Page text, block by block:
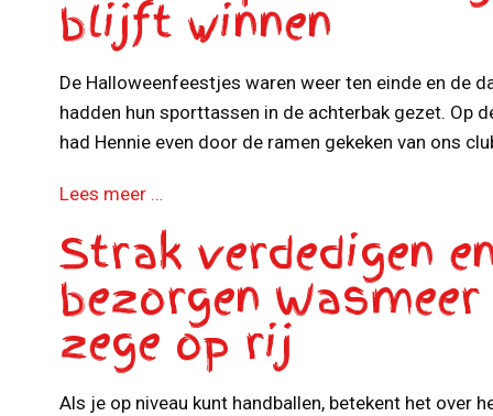
blijft winnen
De Halloweenfeestjes waren weer ten einde en de
hadden hun sporttassen in de achterbak gezet. Op
had Hennie even door de ramen gekeken van ons
Lees meer …
Strak verdedigen
bezorgen Wasmeer
zege op rij
Als je op niveau kunt handballen, betekent het over